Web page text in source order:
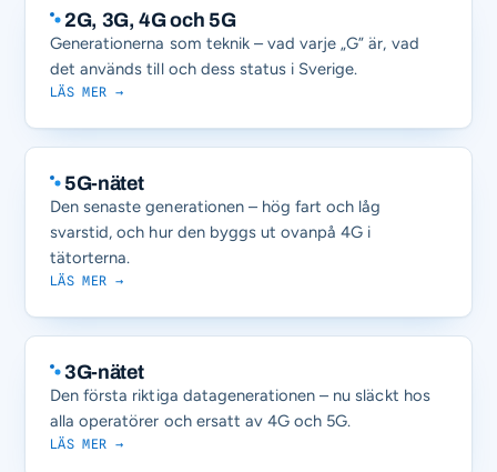
2G, 3G, 4G och 5G
Generationerna som teknik – vad varje „G” är, vad
det används till och dess status i Sverige.
LÄS MER →
5G-nätet
Den senaste generationen – hög fart och låg
svarstid, och hur den byggs ut ovanpå 4G i
tätorterna.
LÄS MER →
3G-nätet
Den första riktiga datagenerationen – nu släckt hos
alla operatörer och ersatt av 4G och 5G.
LÄS MER →